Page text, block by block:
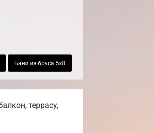
Бани из бруса 5х8
террасу,